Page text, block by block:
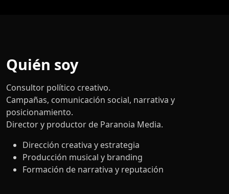
Quién soy
Consultor político creativo.
Campañas, comunicación social, narrativa y
posicionamiento.
Director y productor de Paranoia Media.
Dirección creativa y estrategia
Producción musical y branding
Formación de narrativa y reputación